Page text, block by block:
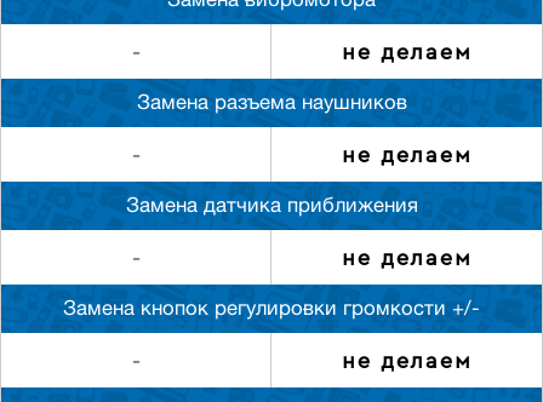
- не делаем
Замена разъема наушников
- не делаем
Замена датчика приближения
- не делаем
Замена кнопок регулировки громкости +/-
- не делаем